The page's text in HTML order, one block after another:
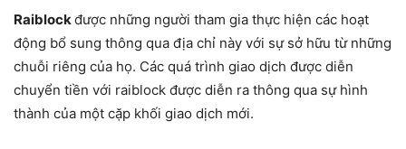
Raiblockđược những người tham gia thực hiện các hoạt
động bổ sung thông qua địa chỉ này với sự sở hữu từ những
chuỗi riêng của họ. Các quá trình giao dịch được diễn
chuyển tiền với raiblock được diễn ra thông qua sự hình
thành của một cặp khối giao dịch mới.